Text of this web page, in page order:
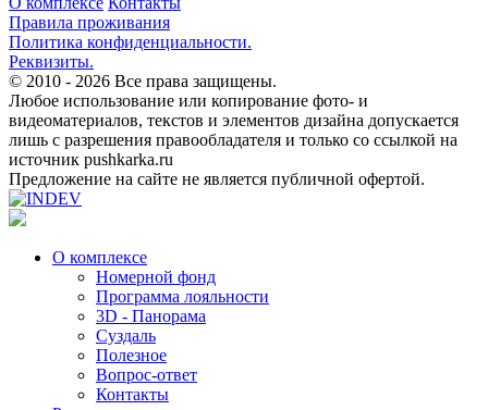
Правила проживания
Политика конфиденциальности.
Реквизиты.
© 2010 - 2026 Все права защищены.
Любое использование или копирование фото- и
видеоматериалов, текстов и элементов дизайна допускается
лишь с разрешения правообладателя и только со ссылкой на
источник pushkarka.ru
Предложение на сайте не является публичной офертой.
О комплексе
Номерной фонд
Программа лояльности
3D - Панорама
Суздаль
Полезное
Вопрос-ответ
Контакты